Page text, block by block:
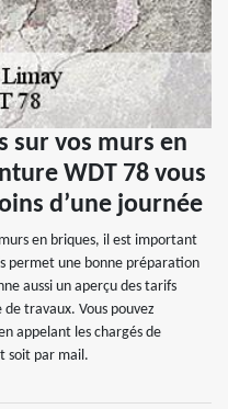
sur vos murs en
WDT 78 vous
d’une journée
en briques, il est important
permet une bonne préparation
aussi un aperçu des tarifs
travaux. Vous pouvez
appelant les chargés de
soit par mail.